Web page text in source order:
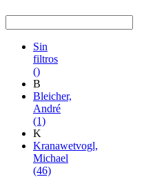
Sin
filtros
()
B
Bleicher,
André
(1)
K
Kranawetvogl,
Michael
(46)